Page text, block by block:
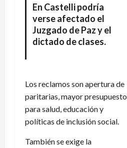
En Castelli podría
verse afectado el
Juzgado de Paz y el
dictado de clases.
Los reclamos son apertura de
paritarias, mayor presupuesto
para salud, educación y
políticas de inclusión social.
También se exige la